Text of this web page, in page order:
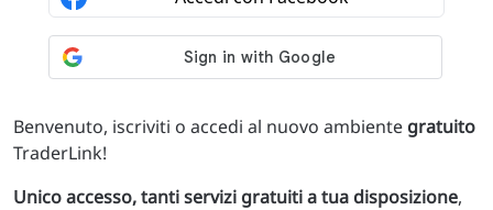
Benvenuto, iscriviti o accedi al nuovo ambiente gratuito
TraderLink!
Unico accesso, tanti servizi gratuiti a tua disposizione,